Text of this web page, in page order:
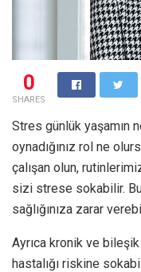
0
SHARES
Stres günlük yaşamın
oynadığınız rol ne
çalışan olun,
sizi strese sokabilir.
sağlığınıza zarar
Ayrıca kronik ve
hastalığı riskine